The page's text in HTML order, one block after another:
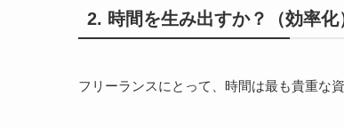
2. 時間を生み出すか？（効率化
フリーランスにとって、時間は最も貴重な資